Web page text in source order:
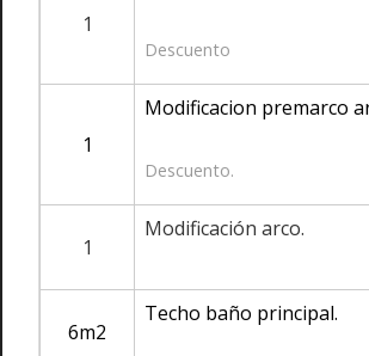
1
Descuento
1
Modificacion premarco
Descuento.
1
Modificación arco.
6m2
Techo baño principal.